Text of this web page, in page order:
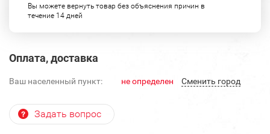
Вы можете вернуть товар без объяснения причин в
течение 14 дней
Оплата, доставка
Ваш населенный пункт: не определен Cменить город
Задать вопрос